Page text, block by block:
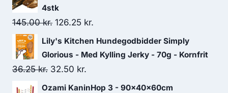
pris
var:
47.50 kr..
er:
41.25 kr..
4stk
145.00kr. Den
oprindelige
pris
var:
145.00 kr..
126.25 kr.
aktuelle
pris
126.25 kr..
Lily's Kitchen Hundegodbidder Simply
Glorious - Med Kylling Jerky - 70g - Kornfrit
36.25kr. Den
oprindelige
32.50 kr.
aktuelle
Ozami KaninHop 3 - 90x40x60cm